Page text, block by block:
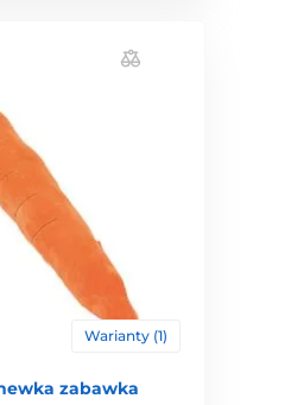
Warianty (1)
zabawka